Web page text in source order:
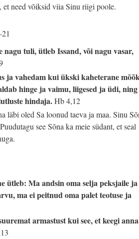
et need võiksid viia Sinu riigi poole.
nagu tuli, ütleb Issand, või nagu vasar,
ja vahedam kui ükski kaheterane
hinge ja vaimu, liigesed ja üdi, ning
hindaja.Hb 4,12
läbi oled Sa loonud taeva ja maa. Sinu
see Sõna ka meie südant, et seal
ütleb: Ma andsin oma selja peksjaile ja
ma ei peitnud oma palet teotuse ja
armastust kui see, et keegi